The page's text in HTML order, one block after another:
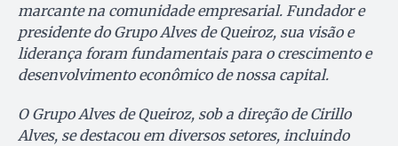
marcante na comunidade empresarial. Fundador e
presidente do Grupo Alves de Queiroz, sua visão e
liderança foram fundamentais para o crescimento e
desenvolvimento econômico de nossa capital.
O Grupo Alves de Queiroz, sob a direção de Cirillo
Alves, se destacou em diversos setores, incluindo